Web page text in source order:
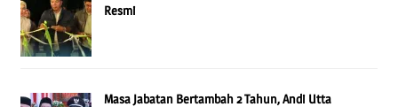
Resmi
Masa Jabatan Bertambah 2 Tahun, Andi Utta